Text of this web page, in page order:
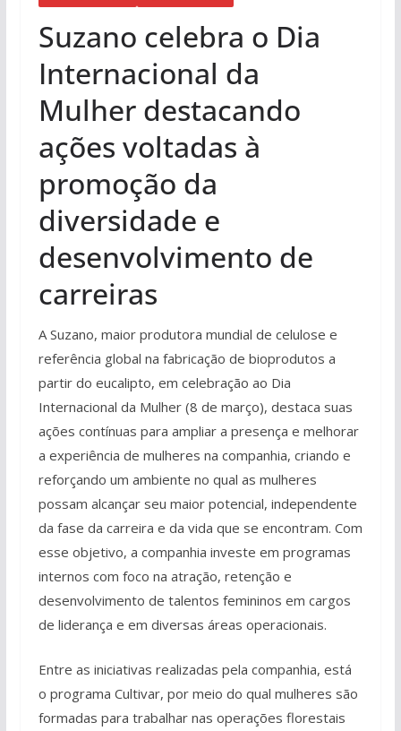
Suzano celebra o Dia
Internacional da
Mulher destacando
ações voltadas à
promoção da
diversidade e
desenvolvimento de
carreiras
A Suzano, maior produtora mundial de celulose e
referência global na fabricação de bioprodutos a
partir do eucalipto, em celebração ao Dia
Internacional da Mulher (8 de março), destaca suas
ações contínuas para ampliar a presença e melhorar
a experiência de mulheres na companhia, criando e
reforçando um ambiente no qual as mulheres
possam alcançar seu maior potencial, independente
da fase da carreira e da vida que se encontram. Com
esse objetivo, a companhia investe em programas
internos com foco na atração, retenção e
desenvolvimento de talentos femininos em cargos
de liderança e em diversas áreas operacionais.
Entre as iniciativas realizadas pela companhia, está
o programa Cultivar, por meio do qual mulheres são
formadas para trabalhar nas operações florestais